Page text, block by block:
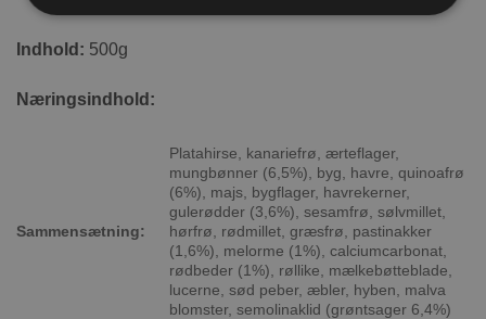
Indhold: 500g
Næringsindhold:
Sammensætning:
Platahirse, kanariefrø, ærteflager,
mungbønner (6,5%), byg, havre, quinoafrø
(6%), majs, bygflager, havrekerner,
gulerødder (3,6%), sesamfrø, sølvmillet,
hørfrø, rødmillet, græsfrø, pastinakker
(1,6%), melorme (1%), calciumcarbonat,
rødbeder (1%), røllike, mælkebøtteblade,
lucerne, sød peber, æbler, hyben, malva
blomster, semolinaklid (grøntsager 6,4%)